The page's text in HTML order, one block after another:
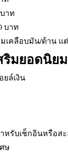
าท
บาท
เคลือบมัน/ด้าน แ
ริมยอดนิยม
ยล์เงิน
สำหรับเช็กอินหรือ
ษ